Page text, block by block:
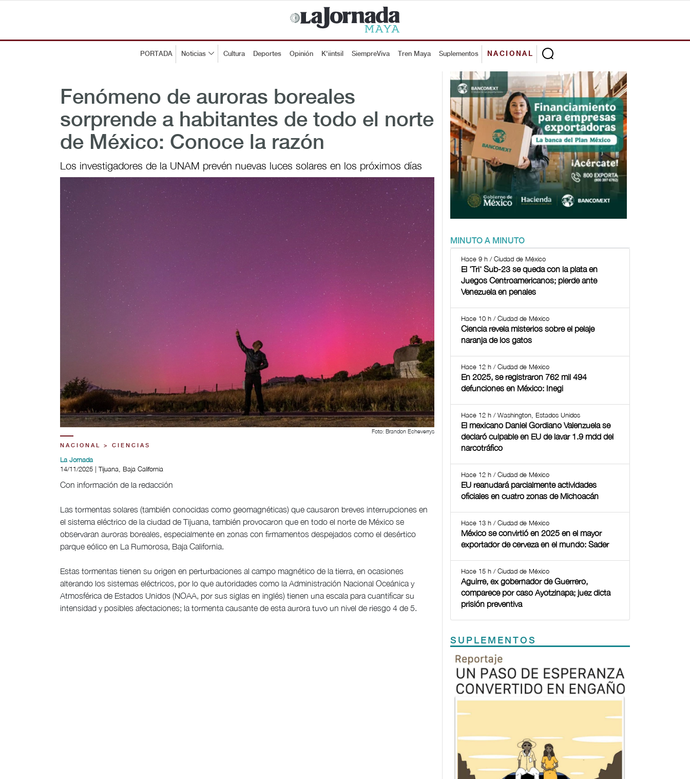
PORTADA Noticias Cultura Deportes Opinión K'iintsil SiempreViva Tren Maya Suplementos NACIONAL
Fenómeno de auroras boreales
sorprende a habitantes de todo el norte
de México: Conoce la razón
Los investigadores de la UNAM prevén nuevas luces solares en los próximos días
Foto: Brandon Echeverrys
NACIONAL > CIENCIAS
La Jornada
14/11/2025 | Tijuana, Baja California
Con información de la redacción
Las tormentas solares (también conocidas como geomagnéticas) que causaron breves interrupciones en
el sistema eléctrico de la ciudad de Tijuana, también provocaron que en todo el norte de México se
observaran auroras boreales, especialmente en zonas con firmamentos despejados como el desértico
parque eólico en La Rumorosa, Baja California.
Estas tormentas tienen su origen en perturbaciones al campo magnético de la tierra, en ocasiones
alterando los sistemas eléctricos, por lo que autoridades como la Administración Nacional Oceánica y
Atmosférica de Estados Unidos (NOAA, por sus siglas en inglés) tienen una escala para cuantificar su
intensidad y posibles afectaciones; la tormenta causante de esta aurora tuvo un nivel de riesgo 4 de 5.
MINUTO A MINUTO
Hace 9 h / Ciudad de México
El 'Tri' Sub-23 se queda con la plata en
Juegos Centroamericanos; pierde ante
Venezuela en penales
Hace 10 h / Ciudad de México
Ciencia revela misterios sobre el pelaje
naranja de los gatos
Hace 12 h / Ciudad de México
En 2025, se registraron 762 mil 494
defunciones en México: Inegi
Hace 12 h / Washington, Estados Unidos
El mexicano Daniel Gordiano Valenzuela se
declaró culpable en EU de lavar 1.9 mdd del
narcotráfico
Hace 12 h / Ciudad de México
EU reanudará parcialmente actividades
oficiales en cuatro zonas de Michoacán
Hace 13 h / Ciudad de México
México se convirtió en 2025 en el mayor
exportador de cerveza en el mundo: Sader
Hace 15 h / Ciudad de México
Aguirre, ex gobernador de Guerrero,
comparece por caso Ayotzinapa; juez dicta
prisión preventiva
SUPLEMENTOS
Previous
TODOS LOS SUPLEMENTOS